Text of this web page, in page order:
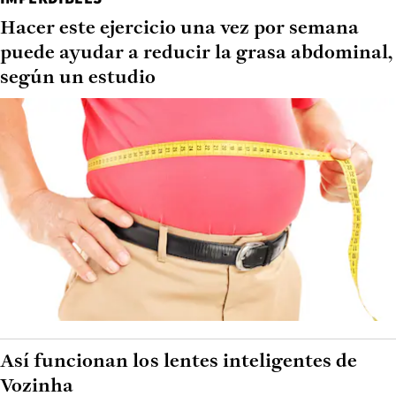
Hacer este ejercicio una vez por semana
puede ayudar a reducir la grasa abdominal,
según un estudio
Así funcionan los lentes inteligentes de
Vozinha